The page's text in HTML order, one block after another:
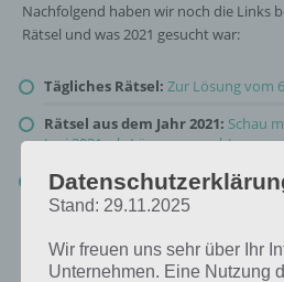
Nachfolgend haben wir noch die Links
Rätsel und was 2021 gesucht war:
Tägliches Rätsel: Zur Lösung vom
Rätsel aus dem Jahr 2021: Schau
Juni 2021, als Lösung gesucht war
Zur Übersicht :4 Bilder 1 Wort
Fantasie im Juni 2022!
Stand: 29.11.2025
Wir freuen uns sehr über Ihr
Unternehmen. Eine Nutzung